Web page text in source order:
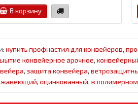
В корзину
купить профнастил для конвейеров,
конвейерное арочное,
, защита конвейера,
, оцинкованный, в